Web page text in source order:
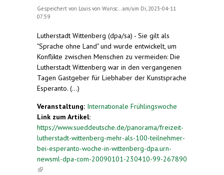
Gespeichert von Louis von Wunsc...
am/um Di, 2023-04-11
07:59
Lutherstadt Wittenberg (dpa/sa) - Sie gilt als
"Sprache ohne Land" und wurde entwickelt, um
Konflikte zwischen Menschen zu vermeiden: Die
Lutherstadt Wittenberg war in den vergangenen
Tagen Gastgeber für Liebhaber der Kunstsprache
Esperanto. (...)
Veranstaltung: Internationale Frühlingswoche
Link zum Artikel:
https://www.sueddeutsche.de/panorama/freizeit-
lutherstadt-wittenberg-mehr-als-100-teilnehmer-
bei-esperanto-woche-in-wittenberg-dpa.urn-
newsml-dpa-com-20090101-230410-99-267890
(link is external)